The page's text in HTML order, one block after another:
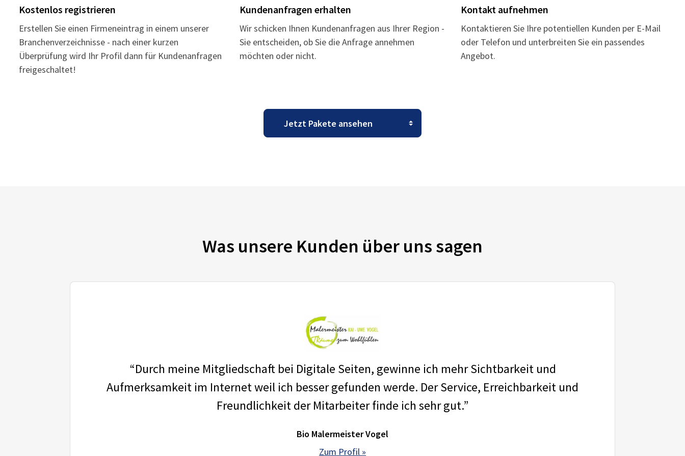
Kostenlos registrieren
Erstellen Sie einen Firmeneintrag in einem unserer
Branchenverzeichnisse - nach einer kurzen
Überprüfung wird Ihr Profil dann für Kundenanfragen
freigeschaltet!
Kundenanfragen erhalten
Wir schicken Ihnen Kundenanfragen aus Ihrer Region -
Sie entscheiden, ob Sie die Anfrage annehmen
möchten oder nicht.
Kontakt aufnehmen
Kontaktieren Sie Ihre potentiellen Kunden per E-Mail
oder Telefon und unterbreiten Sie ein passendes
Angebot.
Was unsere Kunden über uns sagen
“Durch meine Mitgliedschaft bei Digitale Seiten, gewinne ich mehr Sichtbarkeit und
Aufmerksamkeit im Internet weil ich besser gefunden werde. Der Service, Erreichbarkeit und
Freundlichkeit der Mitarbeiter finde ich sehr gut.”
Bio Malermeister Vogel
Zum Profil »